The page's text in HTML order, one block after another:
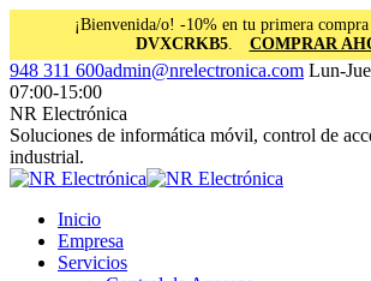
¡Bienvenida/o! -10% en tu primera
DVXCRKB5. COMPRAR
Saltar
al
contenido
Facebook
page
opens
in
new
window
Instagram
page
opens
in
new
window
Linkedin
page
opens
in
new
window
948 311 600admin@nrelectronica.com Lun-
07:00-15:00
NR Electrónica
Soluciones de informática móvil, control de
industrial.
Inicio
Empresa
Servicios